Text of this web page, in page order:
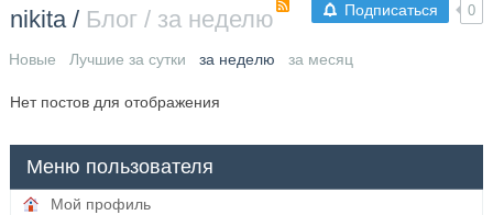
Подписаться 0
nikita/ Блог / за неделю
Новые Лучшие за сутки за неделю за месяц
Нет постов для отображения
Меню пользователя
Мой профиль